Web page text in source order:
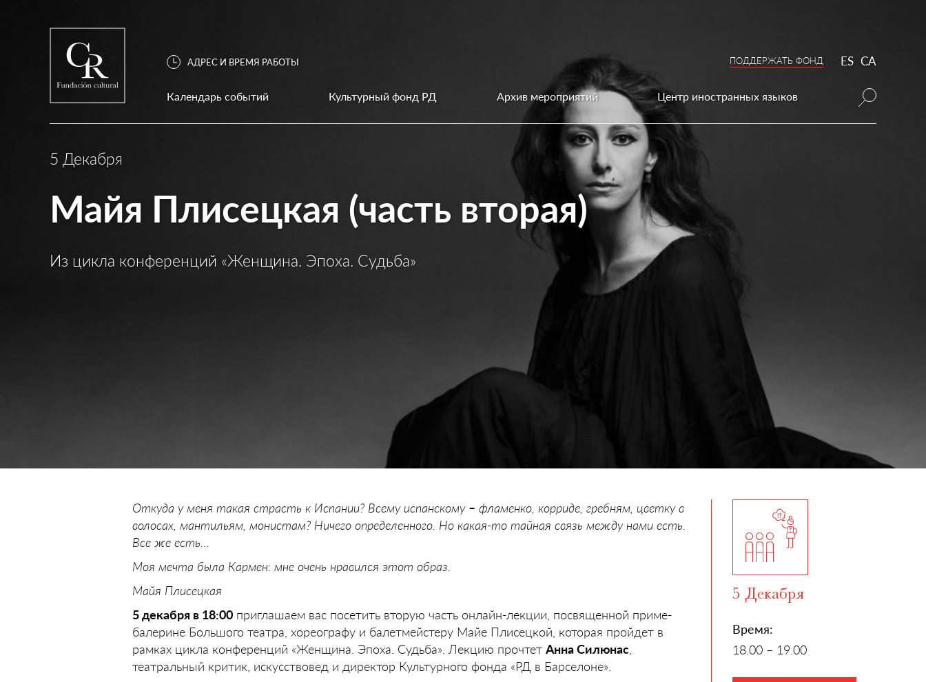
АДРЕС И ВРЕМЯ РАБОТЫ ПОДДЕРЖАТЬ ФОНД ES CA
Календарь событий Культурный фонд РД Архив мероприятий Центр иностранных языков
5 Декабря
Майя Плисецкая (часть вторая)
Из цикла конференций «Женщина. Эпоха. Судьба»
Откуда у меня такая страсть к Испании? Всему испанскому – фламенко, корриде, гребням, цветку в
волосах, мантильям, монистам? Ничего определенного. Но какая-то тайная связь между нами есть.
Все же есть…
Моя мечта была Кармен: мне очень нравился этот образ.
Майя Плисецкая
5 декабря в 18:00 приглашаем вас посетить вторую часть онлайн-лекции, посвященной приме-
балерине Большого театра, хореографу и балетмейстеру Майе Плисецкой, которая пройдет в
рамках цикла конференций «Женщина. Эпоха. Судьба». Лекцию прочтет Анна Силюнас
театральный критик, искусствовед и директор Культурного фонда «РД в Барселоне».
5 Декабря
Время:
18.00 – 19.00